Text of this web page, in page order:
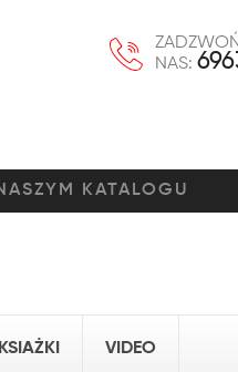
NAS:
KSIAŻKI VIDEO